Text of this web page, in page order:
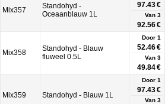
Mix357
Standohyd -
Oceaanblauw 1L
97.43 €
Van 3
92.56 €
Mix358
Standohyd - Blauw
fluweel 0.5L
Door 1
52.46 €
Van 3
49.84 €
Mix359 Standohyd - Blauw 1L
Door 1
97.43 €
Van 3